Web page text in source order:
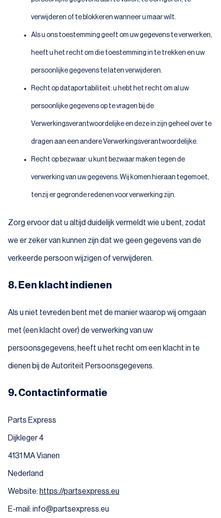
verwijderen of te blokkeren wanneer u maar wilt.
Als u ons toestemming geeft om uw gegevens te verwerken,
heeft u het recht om die toestemming in te trekken en uw
persoonlijke gegevens te laten verwijderen.
Recht op dataportabiliteit: u hebt het recht om al uw
persoonlijke gegevens op te vragen bij de
Verwerkingsverantwoordelijke en deze in zijn geheel over te
dragen aan een andere Verwerkingsverantwoordelijke.
Recht op bezwaar: u kunt bezwaar maken tegen de
verwerking van uw gegevens. Wij komen hieraan tegemoet,
tenzij er gegronde redenen voor verwerking zijn.
Zorg ervoor dat u altijd duidelijk vermeldt wie u bent, zodat
we er zeker van kunnen zijn dat we geen gegevens van de
verkeerde persoon wijzigen of verwijderen.
8. Een klacht indienen
Als u niet tevreden bent met de manier waarop wij omgaan
met (een klacht over) de verwerking van uw
persoonsgegevens, heeft u het recht om een klacht in te
dienen bij de Autoriteit Persoonsgegevens.
9. Contactinformatie
Parts Express
Dijkleger 4
4131 MA Vianen
Nederland
Website: https://partsexpress.eu
E-mail: info@partsexpress.eu